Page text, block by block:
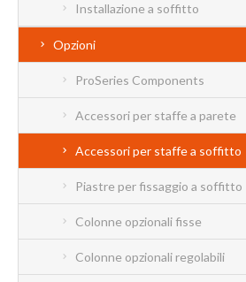
Installazione a soffitto
Opzioni
ProSeries Components
Accessori per staffe a parete
Accessori per staffe a soffitto
Piastre per fissaggio a soffitto
Colonne opzionali fisse
Colonne opzionali regolabili